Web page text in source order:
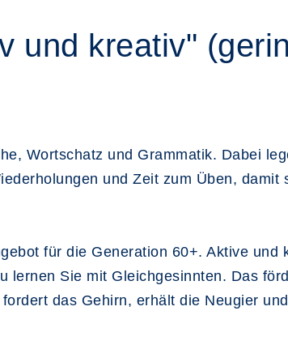
und kreativ"
Wortschatz und Grammatik. Dabei
und Zeit zum Üben, damit
für die Generation 60+. Aktive und
lernen Sie mit Gleichgesinnten. Das
das Gehirn, erhält die Neugier